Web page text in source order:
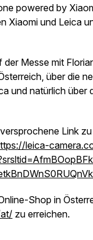
powered by
Xiaomi und Leica
Messe mit
über die
und natürlich über
Link
leica-
Shop in
zu erreichen.